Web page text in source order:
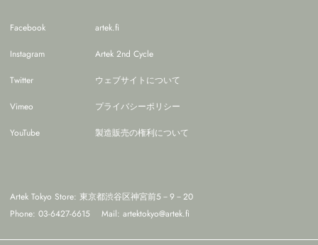
Facebook
Instagram
Twitter
Vimeo
YouTube
artek.fi
Artek 2nd Cycle
ウェブサイトについて
プライバシーポリシー
製造販売の権利について
Artek Tokyo Store: 東京都渋谷区神宮前5－9－20
Phone: 03-6427-6615
Mail: artektokyo@artek.fi